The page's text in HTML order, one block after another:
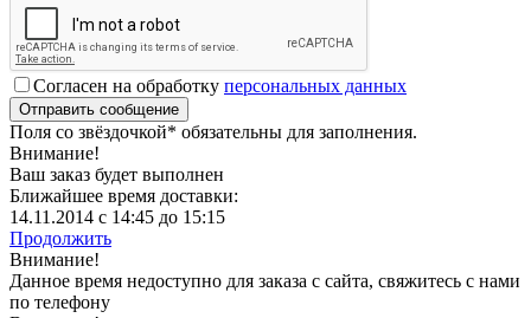
Согласен на обработку персональных данных
Поля со звёздочкой* обязательны для заполнения.
Внимание!
Ваш заказ будет выполнен
Ближайшее время доставки:
14.11.2014 с 14:45 до 15:15
Продолжить
Внимание!
Данное время недоступно для заказа с сайта, свяжитесь с нами
по телефону